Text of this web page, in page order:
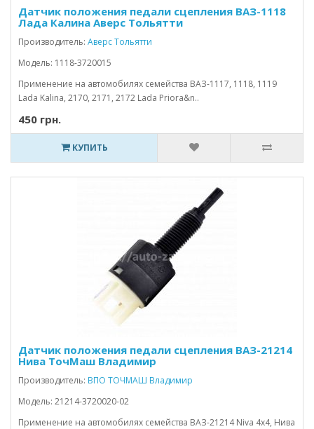
Датчик положения педали сцепления ВАЗ-1118
Лада Калина Аверс Тольятти
Производитель: Аверс Тольятти
Модель: 1118-3720015
Применение на автомобилях семейства ВАЗ-1117, 1118, 1119
Lada Kalina, 2170, 2171, 2172 Lada Priora&n..
450 грн.
КУПИТЬ
Датчик положения педали сцепления ВАЗ-21214
Нива ТочМаш Владимир
Производитель: ВПО ТОЧМАШ Владимир
Модель: 21214-3720020-02
Применение на автомобилях семейства ВАЗ-21214 Niva 4x4, Нива